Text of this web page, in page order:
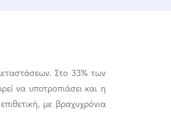
Στο 33% των
να υποτροπιάσει και η
με βραχυχρόνια